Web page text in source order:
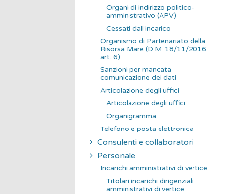
Organi di indirizzo politico-
amministrativo (APV)
Cessati dall’incarico
Organismo di Partenariato della
Risorsa Mare (D.M. 18/11/2016
art. 6)
Sanzioni per mancata
comunicazione dei dati
Articolazione degli uffici
Articolazione degli uffici
Organigramma
Telefono e posta elettronica
Consulenti e collaboratori
Personale
Incarichi amministrativi di vertice
Titolari incarichi dirigenziali
amministrativi di vertice